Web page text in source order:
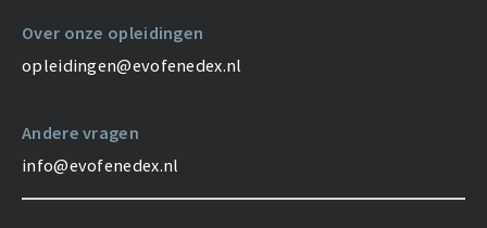
Over onze opleidingen
opleidingen@evofenedex.nl
Andere vragen
info@evofenedex.nl